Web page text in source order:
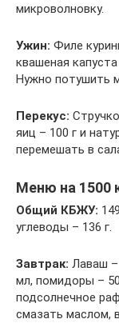
микроволновку.
Ужин: Филе
квашеная
Нужно потушить
Перекус:
яиц – 100 г и
перемешать в
Меню на 1500
Общий КБЖУ:
углеводы – 136 г.
Завтрак: Лаваш –
мл, помидоры –
подсолнечное
смазать маслом,